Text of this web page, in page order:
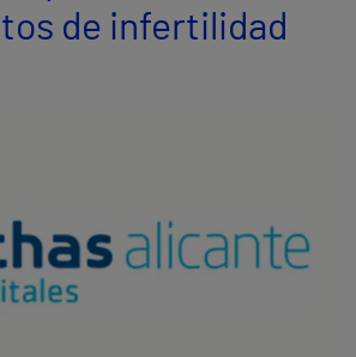
de infertilidad